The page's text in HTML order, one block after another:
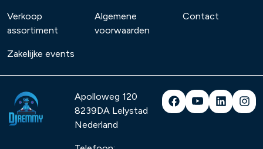
Verkoop
assortiment
Zakelijke events
Algemene
voorwaarden
Contact
Apolloweg 120
8239DA Lelystad
Nederland